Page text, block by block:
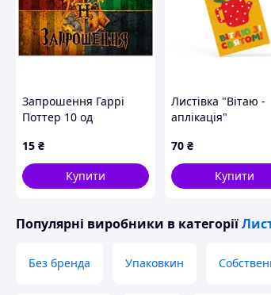
Запрошення Гаррі
Поттер 10 од
15 ₴
Купити
Листівка "Вітаю -
аплікація"
70 ₴
Купити
Популярні виробники в категорії
Без бренда Упаковкин